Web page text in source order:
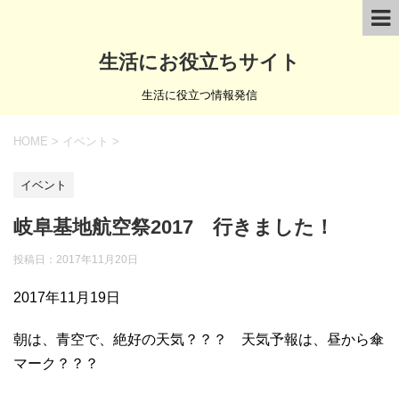
生活にお役立ちサイト
生活に役立つ情報発信
HOME > イベント >
イベント
岐阜基地航空祭2017 行きました！
投稿日： 2017年11月20日
2017年11月19日
朝は、青空で、絶好の天気？？？ 天気予報は、昼から傘
マーク？？？